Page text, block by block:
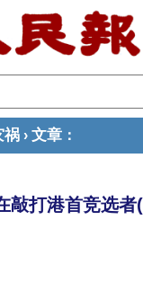
祸 › 文章 ：
敲打港首竞选者